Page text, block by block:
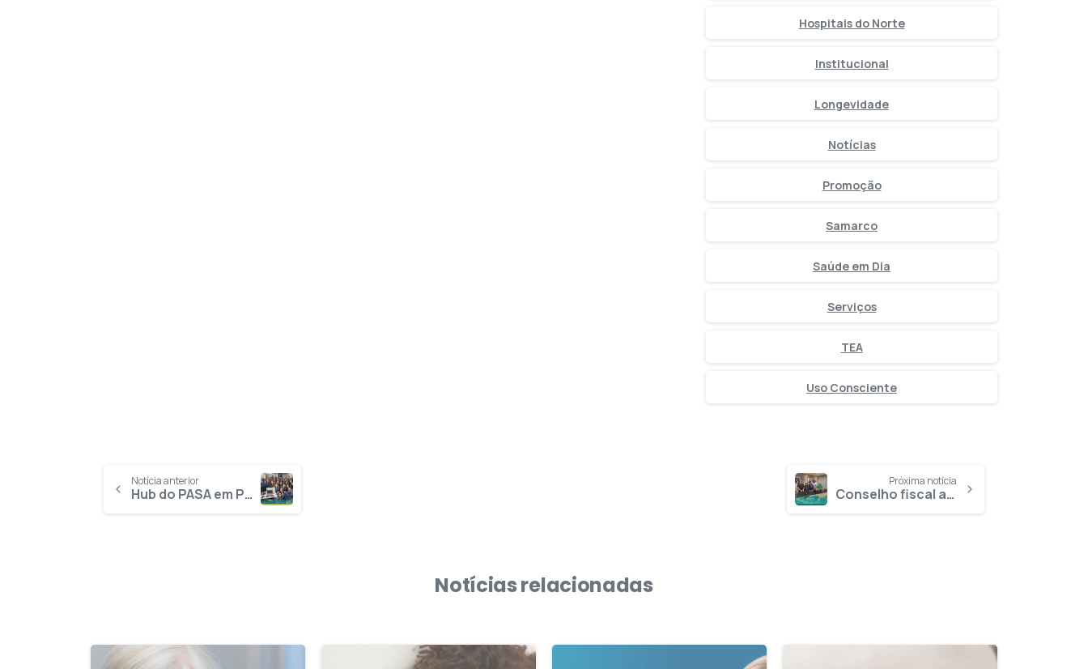
Hospitais do Norte
Institucional
Longevidade
Notícias
Promoção
Samarco
Saúde em Dia
Serviços
TEA
Uso Consciente
Notícia anterior
Hub do PASA em Praia do Suá (ES) marca nova etapa no compromisso com o cuidado
Próxima notícia
Conselho fiscal aprova por unanimidade as demonstrações contábeis do 1º trimestre de 2026
Notícias relacionadas